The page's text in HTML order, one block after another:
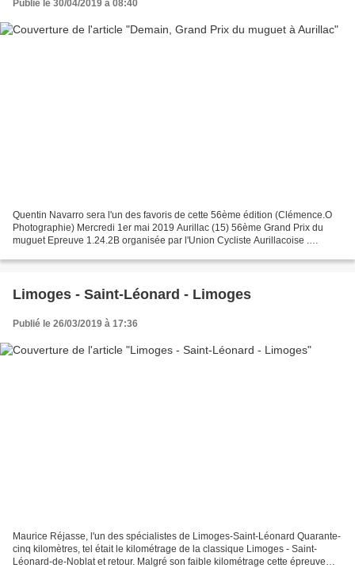
Publié le 30/04/2019 à 08:40
Quentin Navarro sera l'un des favoris de cette 56ème édition (Clémence.O
Photographie) Mercredi 1er mai 2019 Aurillac (15) 56ème Grand Prix du
muguet Epreuve 1.24.2B organisée par l'Union Cycliste Aurillacoise .
Limoges - Saint-Léonard - Limoges
Publié le 26/03/2019 à 17:36
Maurice Réjasse, l'un des spécialistes de Limoges-Saint-Léonard Quarante-
cinq kilomètres, tel était le kilométrage de la classique Limoges - Saint-
Léonard-de-Noblat et retour. Malgré son faible kilométrage cette épreuve